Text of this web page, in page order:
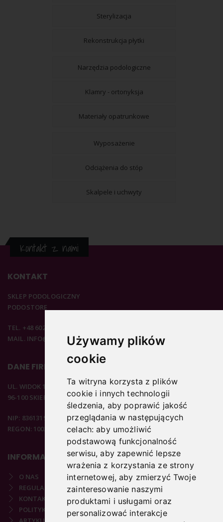
Używamy plików
cookie
Ta witryna korzysta z plików
cookie i innych technologii
śledzenia, aby poprawić jakość
przeglądania w następujących
celach:aby umożliwić
podstawową funkcjonalność
serwisu,aby zapewnić lepsze
wrażenia z korzystania ze strony
internetowej,aby zmierzyć Twoje
zainteresowanie naszymi
produktami i usługami oraz
personalizować interakcje
Sterylizacja
Rekonstrukcja płytki
Narzędzia podologiczne
Klamry - ortonyksja
Materiały opatrunkowe
Wyposażenie
Odciążenia do stóp
Skalpele i uchwyty
Kontakt z nami
KONTAKT
SKLEP PODOLOGICZNY
PODOSTORE
TEL. +48 602 537 894
MAIL. INFO@PODOSTORE.PL
DANE FIRMOWE
UL. WIDOK 15B
96-100 SKIERNIEWICE
NIP: 8361319313
REGON: 100297020
INFORMACJE
O NAS
REGULAMIN
KONTAKT
POLITYKA PRYWATNOŚCI